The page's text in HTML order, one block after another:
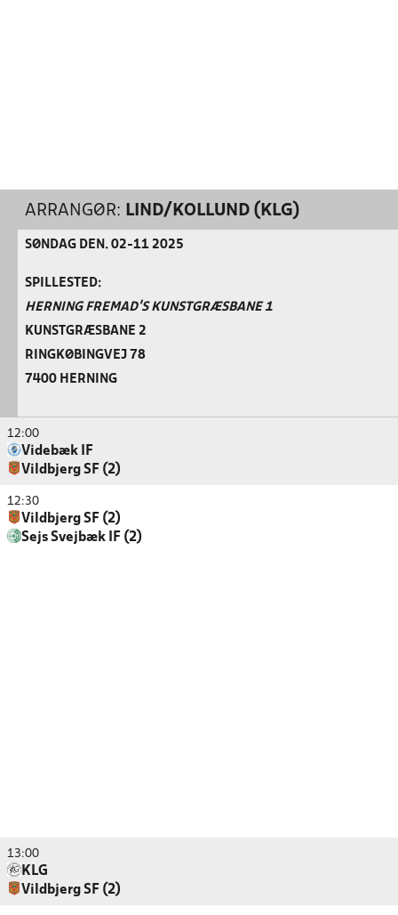
ARRANGØR: LIND/KOLLUND (KLG)
SØNDAG DEN. 02-11 2025
SPILLESTED:
HERNING FREMAD'S KUNSTGRÆSBANE 1
KUNSTGRÆSBANE 2
RINGKØBINGVEJ 78
7400 HERNING
12:00
Videbæk IF
Vildbjerg SF (2)
12:30
Vildbjerg SF (2)
Sejs Svejbæk IF (2)
13:00
KLG
Vildbjerg SF (2)